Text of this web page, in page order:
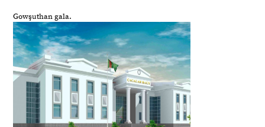
Gowşuthan gala.